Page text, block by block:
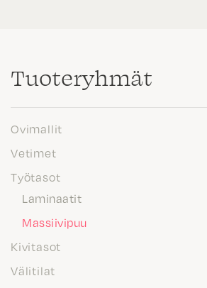
Tuote­ryhmät
Ovimallit
Vetimet
Työtasot
Laminaatit
Massiivipuu
Kivitasot
Välitilat